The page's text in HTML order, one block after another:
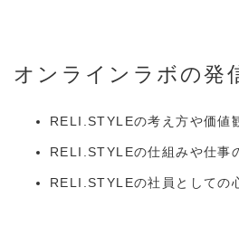
オンラインラボの発
RELI.STYLEの考え方や価値
RELI.STYLEの仕組みや仕事
RELI.STYLEの社員としての